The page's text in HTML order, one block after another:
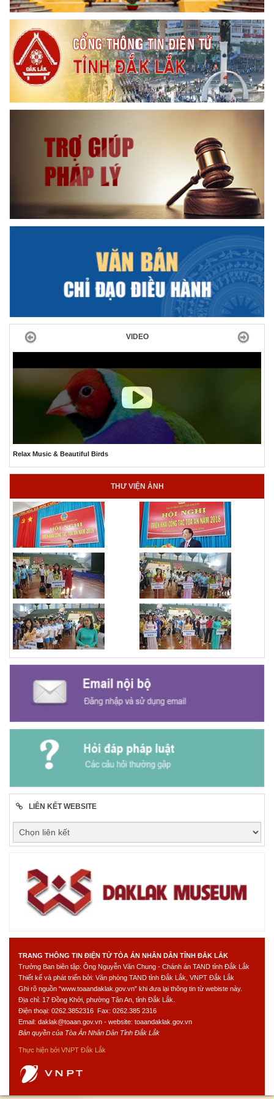
VIDEO
The Best Relaxing Ocean Aquarium
Previous Next
THƯ VIỆN ẢNH
LIÊN KẾT WEBSITE
TRANG THÔNG TIN ĐIỆN TỬ TÒA ÁN NHÂN DÂN TỈNH ĐẮK LẮK
Trưởng Ban biên tập: Ông Nguyễn Văn Chung - Chánh án TAND tỉnh Đắk Lắk
Thiết kế và phát triển bởi: Văn phòng TAND tỉnh Đắk Lắk, VNPT Đắk Lắk
Ghi rõ nguồn “www.toaandaklak.gov.vn” khi đưa lại thông tin từ webiste này.
Địa chỉ: 17 Đồng Khởi, phường Tân An, tỉnh Đắk Lắk.
Điện thoại: 0262.3852316 Fax: 0262.385 2316
Email: daklak@toaan.gov.vn - website: toaandaklak.gov.vn
Bản quyền của Tòa Án Nhân Dân Tỉnh Đắk Lắk
Thực hiện bởi VNPT Đắk Lắk